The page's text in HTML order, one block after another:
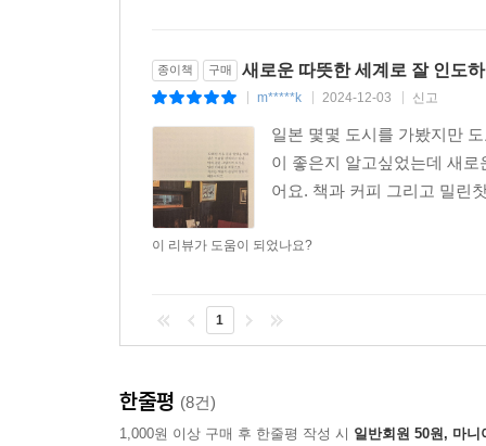
종이책 구매 새로운 따뜻한 세계로 잘 인도
m*****k 2024-12-03 신고
일본 몇몇 도시를 가봤지만
이 좋은지 알고싶었는데 새
어요. 책과 커피 그리고 밀린
이 리뷰가 도움이 되었나요?
1
한줄평 (8건)
1,000원 이상 구매 후 한줄평 작성 시 일반회원 50원, 마니